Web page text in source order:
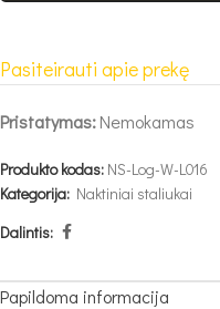
Pasiteirauti apie prekę
Pristatymas:Nemokamas
Produkto kodas: NS-Log-W-L016
Kategorija: Naktiniai staliukai
Dalintis:
Papildoma informacija